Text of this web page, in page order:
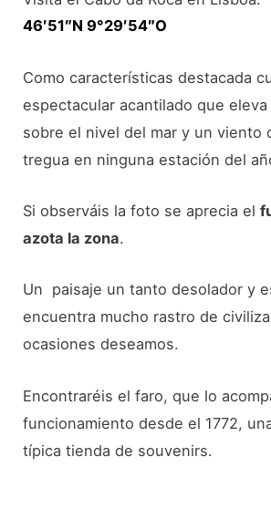
46′51″N 9°29′54″O
Como características destacada
espectacular acantilado que
sobre el nivel del mar y un viento
tregua en ninguna estación del
Si observáis la foto se aprecia el
azota la zona.
Un paisaje un tanto desolador y
encuentra mucho rastro de
ocasiones deseamos.
Encontraréis el faro, que lo
funcionamiento desde el 1772,
típica tienda de souvenirs.